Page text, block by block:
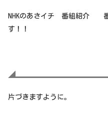
NHKのあさイチ 番組紹介 番
す！！
片づきますように。